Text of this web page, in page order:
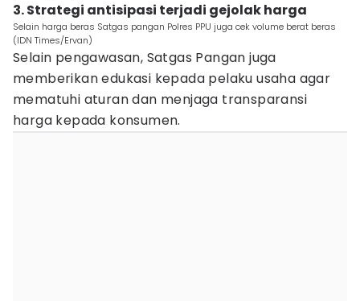
3. Strategi antisipasi terjadi gejolak harga
Selain harga beras Satgas pangan Polres PPU juga cek volume berat beras
(IDN Times/Ervan)
Selain pengawasan, Satgas Pangan juga
memberikan edukasi kepada pelaku usaha agar
mematuhi aturan dan menjaga transparansi
harga kepada konsumen.